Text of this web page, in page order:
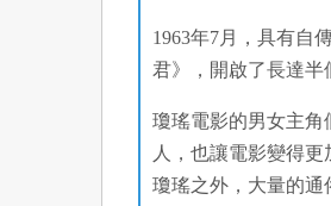
1963年7月，具有自
君》，開啟了長達半
瓊瑤電影的男女主
人，也讓電影變得
瓊瑤之外，大量的通